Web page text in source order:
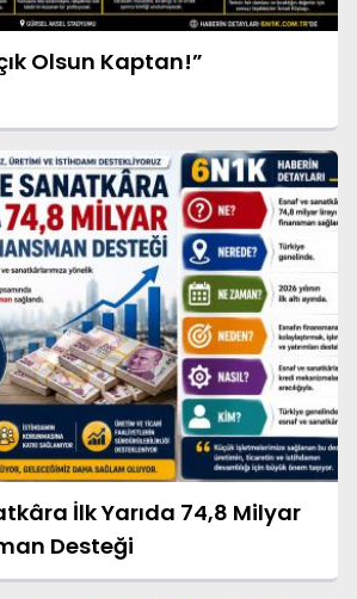
Olsun Kaptan!”
İlk Yarıda 74,8 Milyar
Desteği